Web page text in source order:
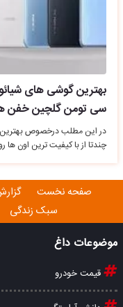
بهترین گوشی های
سی تومن گلچین خفن
در این مطلب درخصوص
چندتا از با کیفیت ترین اون ها
صفحه نخست
سبک زندگی
موضوعات داغ
قیمت خودرو